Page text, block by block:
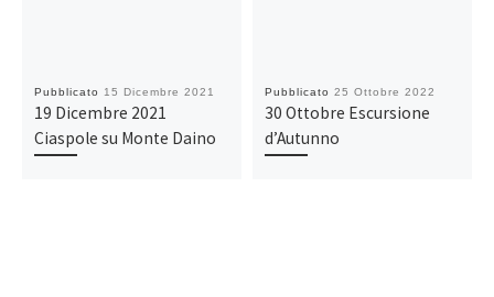
Pubblicato 15 Dicembre 2021
19 Dicembre 2021
Ciaspole su Monte Daino
Pubblicato25 Ottobre 2022
30 Ottobre Escursione
d’Autunno